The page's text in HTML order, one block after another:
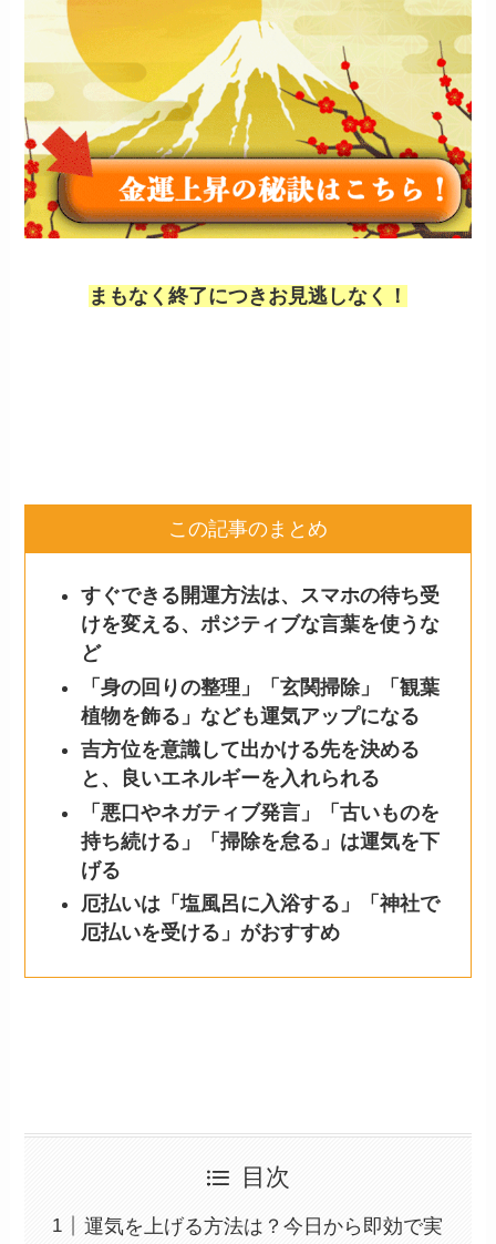
まもなく終了につきお見逃しなく！
この記事のまとめ
すぐできる開運方法は、スマホの待ち受
けを変える、ポジティブな言葉を使うな
ど
「身の回りの整理」「玄関掃除」「観葉
植物を飾る」なども運気アップになる
吉方位を意識して出かける先を決める
と、良いエネルギーを入れられる
「悪口やネガティブ発言」「古いものを
持ち続ける」「掃除を怠る」は運気を下
げる
厄払いは「塩風呂に入浴する」「神社で
厄払いを受ける」がおすすめ
目次
運気を上げる方法は？今日から即効で実